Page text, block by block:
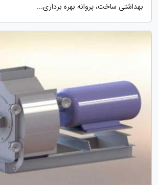
بهداشتی ساخت، پروانه بهره برداری...